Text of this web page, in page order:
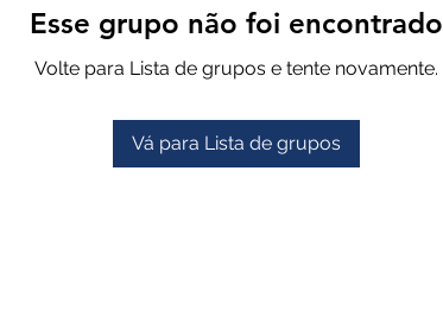
Esse grupo não foi encontrado
Volte para Lista de grupos e tente novamente.
Vá para Lista de grupos